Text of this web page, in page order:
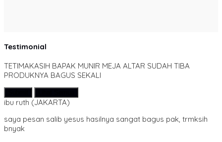
Testimonial
TETIMAKASIH BAPAK MUNIR MEJA ALTAR SUDAH TIBA
PRODUKNYA BAGUS SEKALI
ibu ruth (JAKARTA)
saya pesan salib yesus hasilnya sangat bagus pak, trmksih
bnyak